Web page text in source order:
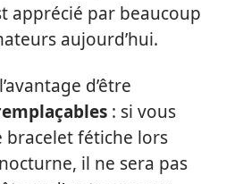
apprécié par beaucoup
aujourd’hui.
d’être
: si vous
bracelet fétiche lors
il ne sera pas